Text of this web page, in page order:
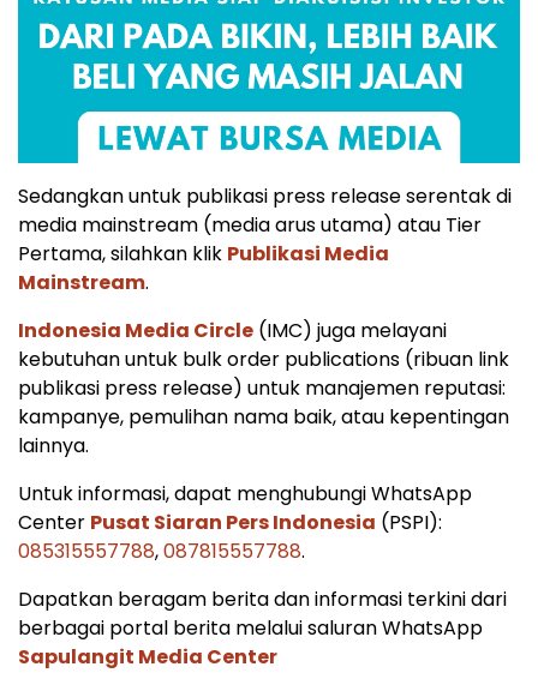
Sedangkan untuk publikasi press release serentak di
media mainstream (media arus utama) atau Tier
Pertama, silahkan klik Publikasi Media
Mainstream.
Indonesia Media Circle (IMC) juga melayani
kebutuhan untuk bulk order publications (ribuan link
publikasi press release) untuk manajemen reputasi:
kampanye, pemulihan nama baik, atau kepentingan
lainnya.
Untuk informasi, dapat menghubungi WhatsApp
Center Pusat Siaran Pers Indonesia (PSPI):
085315557788,087815557788.
Dapatkan beragam berita dan informasi terkini dari
berbagai portal berita melalui saluran WhatsApp
Sapulangit Media Center